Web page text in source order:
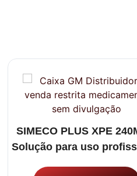
SIMECO PLUS XPE
Solução para uso